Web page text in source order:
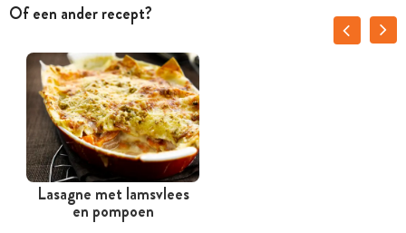
Of een ander recept?
Lasagne met lamsvlees
en pompoen